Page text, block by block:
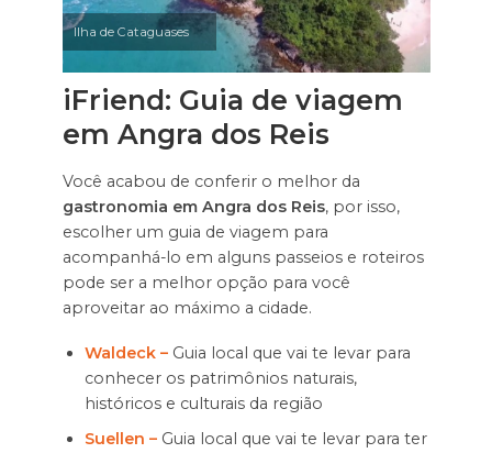
Ilha de Cataguases
iFriend: Guia de viagem
em Angra dos Reis
Você acabou de conferir o melhor da
gastronomia em Angra dos Reis, por isso,
escolher um guia de viagem para
acompanhá-lo em alguns passeios e roteiros
pode ser a melhor opção para você
aproveitar ao máximo a cidade.
Waldeck – Guia local que vai te levar para
conhecer os patrimônios naturais,
históricos e culturais da região
Suellen –Guia local que vai te levar para ter